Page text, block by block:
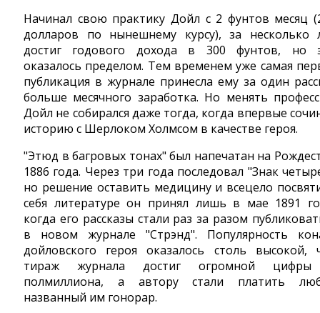
Начинал свою практику Дойл с 2 фунтов месяц
долларов по нынешнему курсу), за несколько
достиг годового дохода в 300 фунтов, но
оказалось пределом. Тем временем уже самая
публикация в журнале принесла ему за один
больше месячного заработка. Но менять
Дойл не собирался даже тогда, когда впервые
историю с Шерлоком Холмсом в качестве героя.
"Этюд в багровых тонах" был напечатан на
1886 года. Через три года последовал "Знак
но решение оставить медицину и всецело
себя литературе он принял лишь в мае 1891
когда его рассказы стали раз за разом
в новом журнале "Стрэнд". Популярность
дойловского героя оказалось столь высокой,
тираж журнала достиг огромной
полмиллиона, а автору стали платить
названный им гонорар.